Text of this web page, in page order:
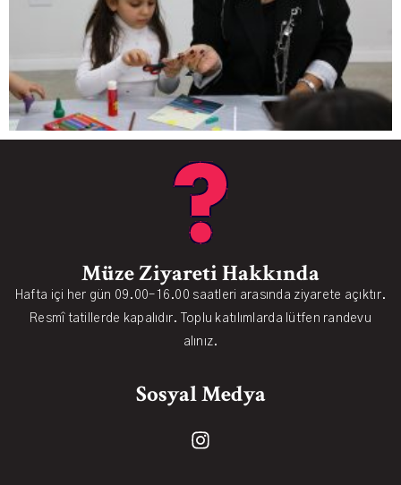
Müze Ziyareti Hakkında
Hafta içi her gün 09.00–16.00 saatleri arasında ziyarete açıktır.
Resmî tatillerde kapalıdır. Toplu katılımlarda lütfen randevu
alınız.
Sosyal Medya